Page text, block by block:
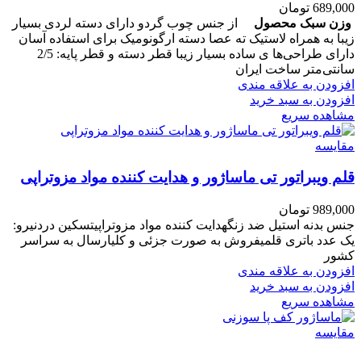
689,000 تومان
وزن سبک محصول
از جنس چوب گردو دارای دسته لردی بسیار
زیبا به همراه لاستیک ته عصا دسته ارگونومیک برای استفاده آسان
دارای طراحی‌ها ی ساده بسیار زیبا قطر دسته و قطر پایه: 2/5
سانتی‌متر ساخت ایران
افزودن به علاقه مندی
افزودن به سبد خرید
مشاهده سریع
مقایسه
قلم ویبراتور تی ماساژور و هدایت کننده مواد مزوتراپی
989,000 تومان
جنس بدنه استیل ضد زنگهدایت کننده مواد مزوتراپیتسکین دردنیرو:
یک عدد باتری قلمیفروش به صورت جزئی و کلیارسال به سراسر
کشور
افزودن به علاقه مندی
افزودن به سبد خرید
مشاهده سریع
مقایسه